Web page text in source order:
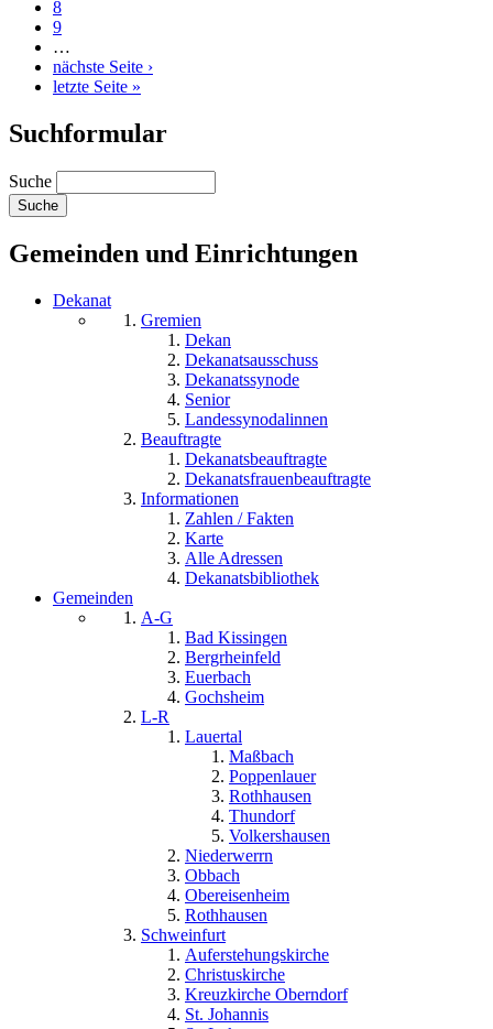
8
9
…
nächste Seite ›
letzte Seite »
Suchformular
Suche
Gemeinden und Einrichtungen
Dekanat
Gremien
Dekan
Dekanatsausschuss
Dekanatssynode
Senior
Landessynodalinnen
Beauftragte
Dekanatsbeauftragte
Dekanatsfrauenbeauftragte
Informationen
Zahlen / Fakten
Karte
Alle Adressen
Dekanatsbibliothek
Gemeinden
A-G
Bad Kissingen
Bergrheinfeld
Euerbach
Gochsheim
L-R
Lauertal
Maßbach
Poppenlauer
Rothhausen
Thundorf
Volkershausen
Niederwerrn
Obbach
Obereisenheim
Rothhausen
Schweinfurt
Auferstehungskirche
Christuskirche
Kreuzkirche Oberndorf
St. Johannis